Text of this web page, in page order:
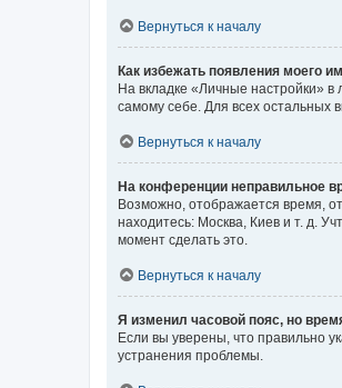
Вернуться к началу
Как избежать появления моего
На вкладке «Личные настройки»
самому себе. Для всех остальных
Вернуться к началу
На конференции неправильное
Возможно, отображается время,
находитесь: Москва, Киев и т. д.
момент сделать это.
Вернуться к началу
Я изменил часовой пояс, но
Если вы уверены, что правильно
устранения проблемы.